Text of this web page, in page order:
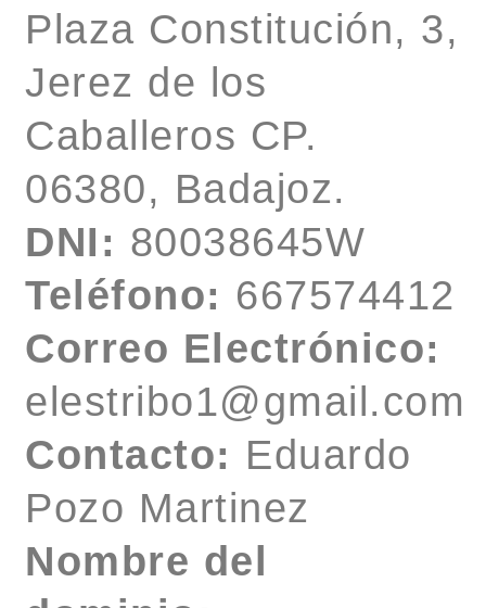
Plaza Constitución, 3,
Jerez de los
Caballeros CP.
06380, Badajoz.
DNI: 80038645W
Teléfono: 667574412
Correo Electrónico:
elestribo1@gmail.com
Contacto: Eduardo
Pozo Martinez
Nombre del